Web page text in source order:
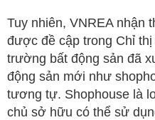
Tuy nhiên, VNREA nhận
được đề cập trong Chỉ
trường bất động sản đã
động sản mới như
tương tự. Shophouse là
chủ sở hữu có thể sử